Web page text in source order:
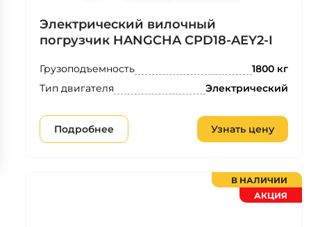
Электрический вилочный
погрузчик HANGCHA CPD18-AEY2-I
Грузоподъемность 1800 кг
Тип двигателя Электрический
Подробнее Узнать цену
В НАЛИЧИИ
АКЦИЯ